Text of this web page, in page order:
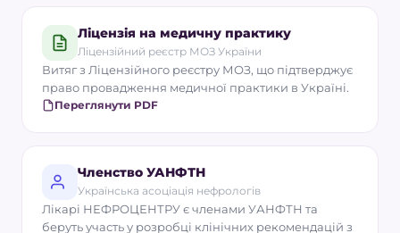
Ліцензія на медичну практику
Ліцензійний реєстр МОЗ України
Витяг з Ліцензійного реєстру МОЗ, що підтверджує
право провадження медичної практики в Україні.
Переглянути PDF
Членство УАНФТН
Українська асоціація нефрологів
Лікарі НЕФРОЦЕНТРУ є членами УАНФТН та
беруть участь у розробці клінічних рекомендацій з